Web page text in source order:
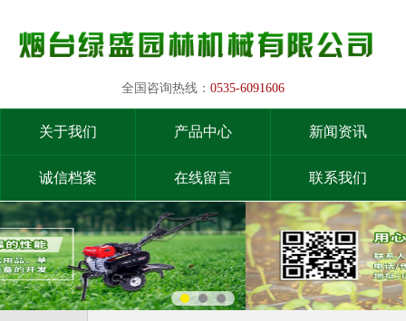
全国咨询热线： 0535-6091606
关于我们 产品中心 新闻资讯
诚信档案 在线留言 联系我们